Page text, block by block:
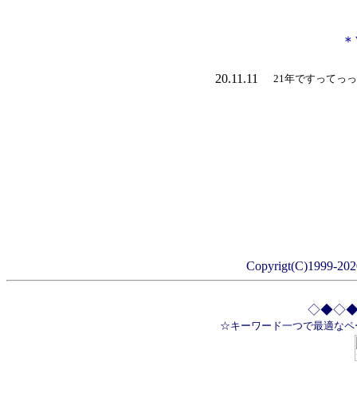
＊
20.11.11 21年ですってっっ
Copyrigt(C)1999-
☆キーワード一つで最適な